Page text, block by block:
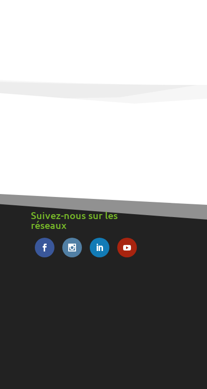
Suivez-nous sur les
réseaux